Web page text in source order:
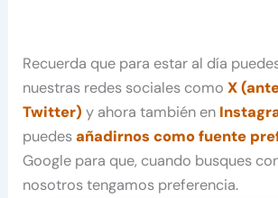
Recuerda que para estar al día
nuestras redes sociales comoX
Twitter) y ahora también en
puedesañadirnos como fuente
Google para que, cuando busques
nosotros tengamos preferencia.